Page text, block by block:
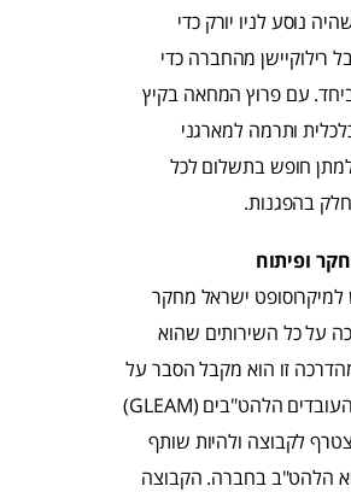
נוסע לניו יורק כדי
רילוקיישן מהחברה כדי
ביחד. עם פרוץ המחאה בקיץ
כלכלית ותרמה למארגני
חופש בתשלום לכל
בהפגנות.
ופיתוח
ישראל מחקר
על כל השירותים שהוא
זו הוא מקבל הסבר על
הקבוצה המאגדת את העובדים הלהט"בים (GLEAM)
לקבוצה ולהיות שותף
הלהט"ב בחברה. הקבוצה